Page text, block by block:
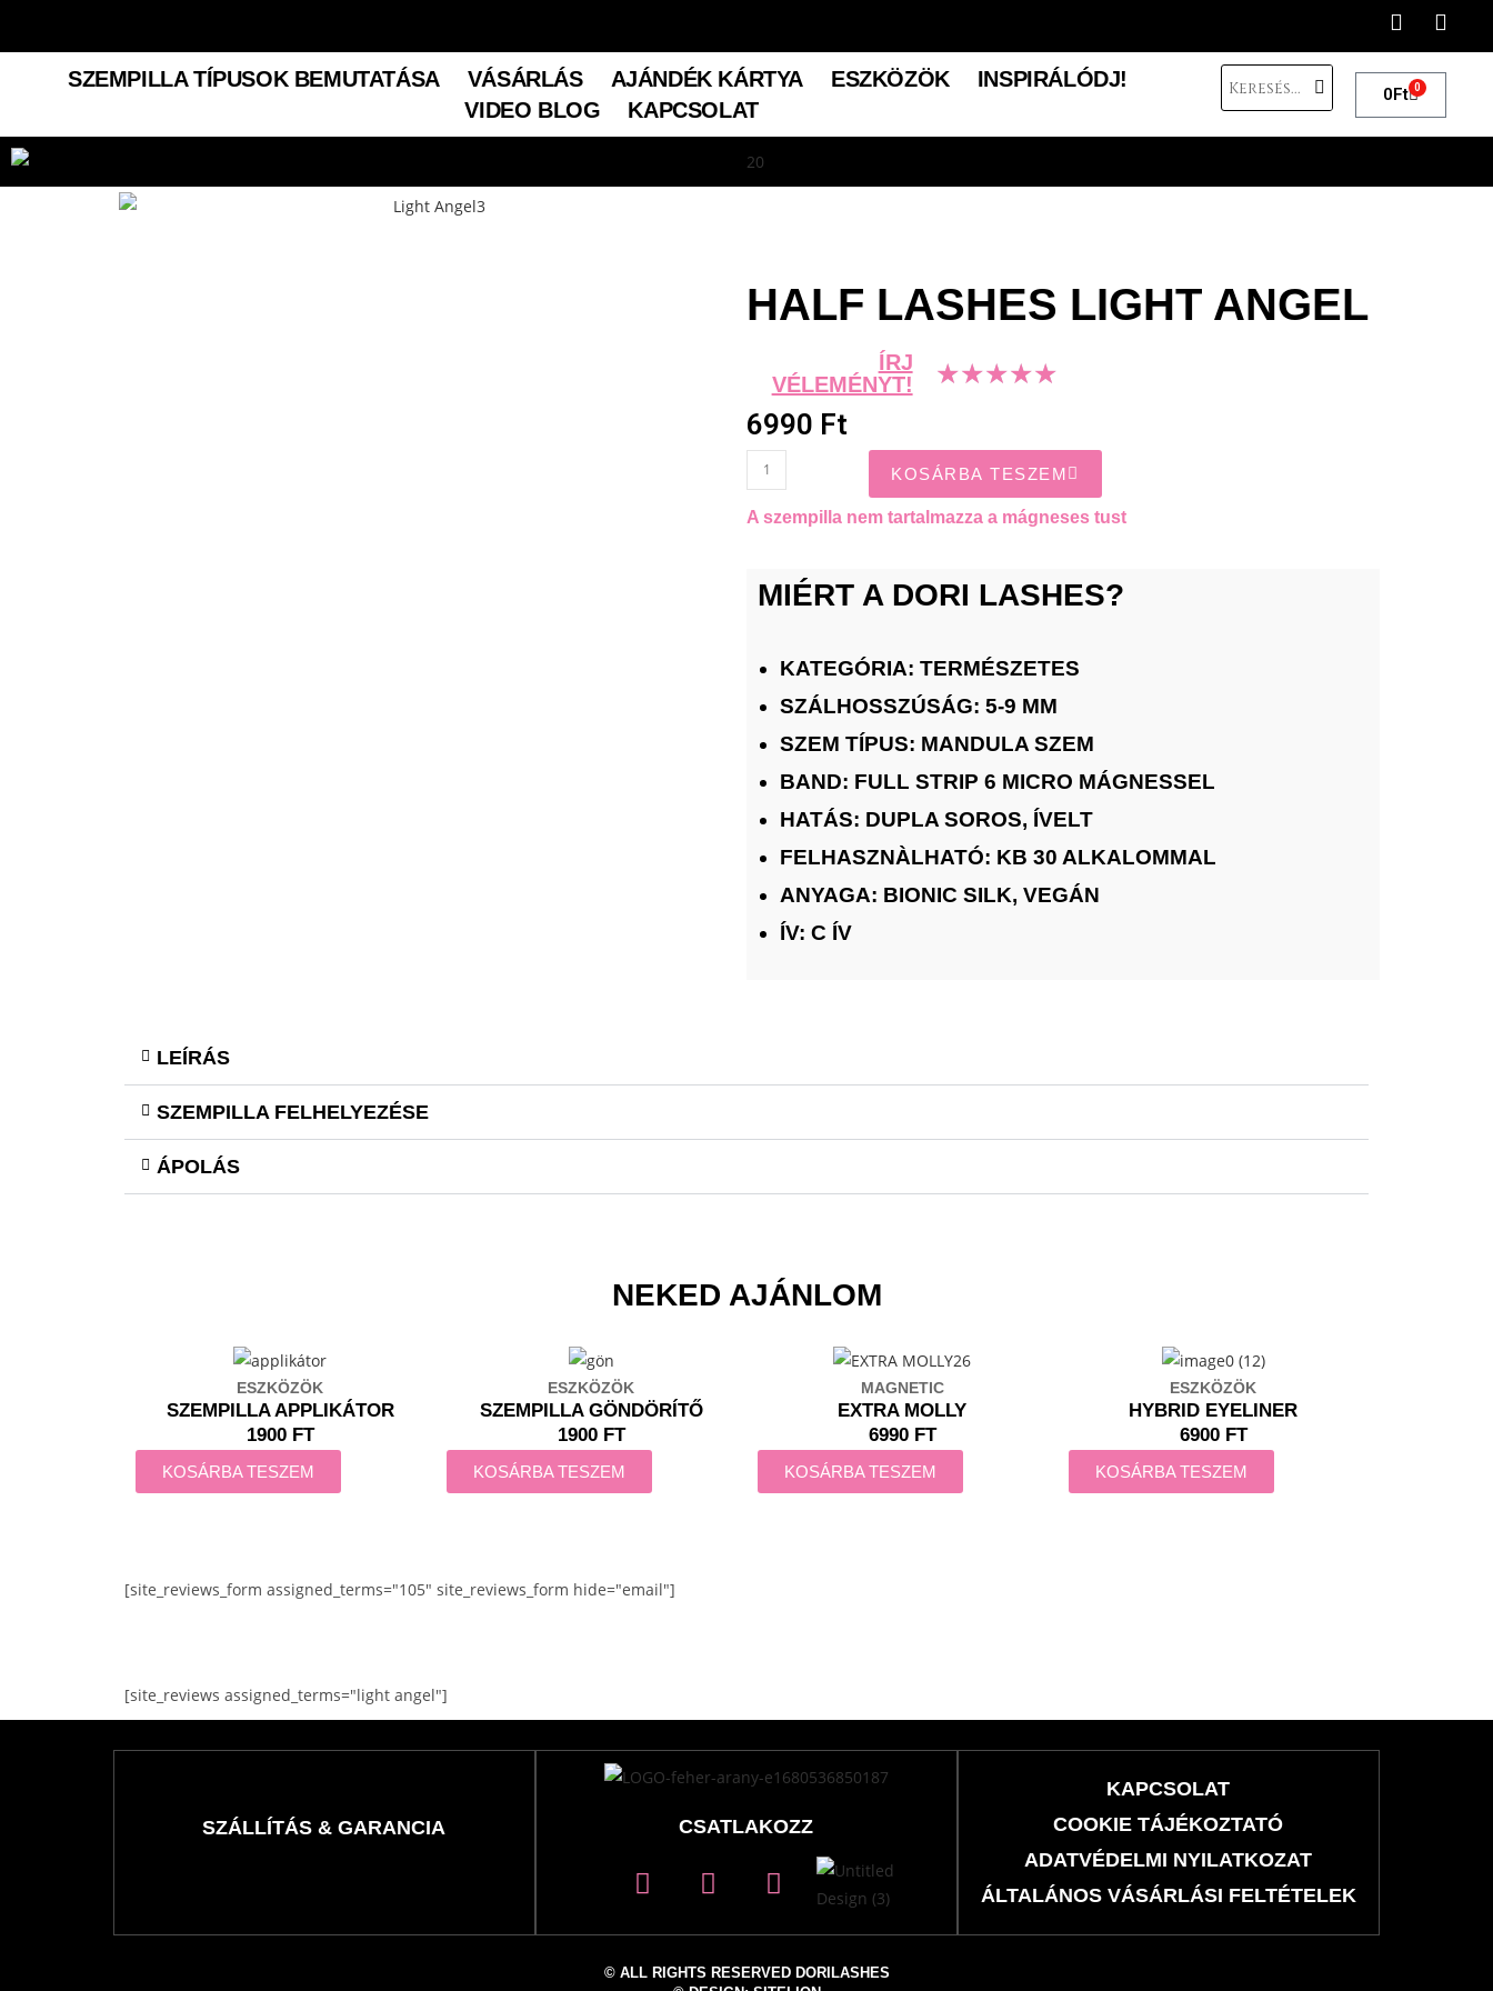
SZEMPILLA TÍPUSOK BEMUTATÁSA VÁSÁRLÁS AJÁNDÉK KÁRTYA ESZKÖZÖK
INSPIRÁLÓDJ!
VIDEO BLOG
KAPCSOLAT
0Ft 0
HALF LASHES LIGHT ANGEL
ÍRJ
VÉLEMÉNYT!
★★★★★
6990 Ft
KOSÁRBA TESZEM
A szempilla nem tartalmazza a mágneses tust
MIÉRT A DORI LASHES?
KATEGÓRIA: TERMÉSZETES
SZÁLHOSSZÚSÁG: 5-9 MM
SZEM TÍPUS: MANDULA SZEM
BAND: FULL STRIP 6 MICRO MÁGNESSEL
HATÁS: DUPLA SOROS, ÍVELT
FELHASZNÀLHATÓ: KB 30 ALKALOMMAL
ANYAGA: BIONIC SILK, VEGÁN
ÍV: C ÍV
LEÍRÁS
SZEMPILLA FELHELYEZÉSE
ÁPOLÁS
NEKED AJÁNLOM
ESZKÖZÖK
SZEMPILLA APPLIKÁTOR
1900 FT
KOSÁRBA TESZEM
ESZKÖZÖK
SZEMPILLA GÖNDÖRÍTŐ
1900 FT
KOSÁRBA TESZEM
MAGNETIC
EXTRA MOLLY
6990 FT
KOSÁRBA TESZEM
ESZKÖZÖK
HYBRID EYELINER
6900 FT
KOSÁRBA TESZEM
[site_reviews_form assigned_terms="105" site_reviews_form hide="email"]
[site_reviews assigned_terms="light angel"]
SZÁLLÍTÁS & GARANCIA CSATLAKOZZ
KAPCSOLAT
COOKIE TÁJÉKOZTATÓ
ADATVÉDELMI NYILATKOZAT
ÁLTALÁNOS VÁSÁRLÁSI FELTÉTELEK
© ALL RIGHTS RESERVED DORILASHES